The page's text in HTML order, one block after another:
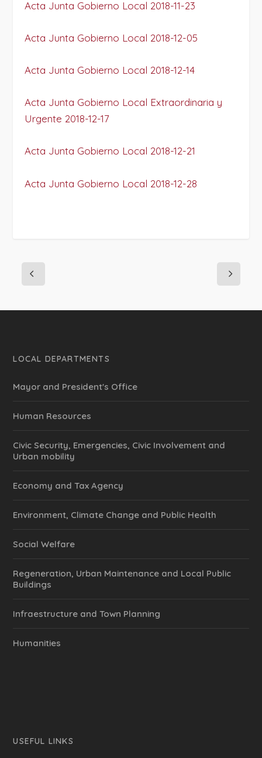
Acta Junta Gobierno Local 2018-11-23
Acta Junta Gobierno Local 2018-12-05
Acta Junta Gobierno Local 2018-12-14
Acta Junta Gobierno Local Extraordinaria y
Urgente 2018-12-17
Acta Junta Gobierno Local 2018-12-21
Acta Junta Gobierno Local 2018-12-28
LOCAL DEPARTMENTS
Mayor and President's Office
Human Resources
Civic Security, Emergencies, Civic Involvement and
Urban mobility
Economy and Tax Agency
Environment, Climate Change and Public Health
Social Welfare
Regeneration, Urban Maintenance and Local Public
Buildings
Infraestructure and Town Planning
Humanities
USEFUL LINKS